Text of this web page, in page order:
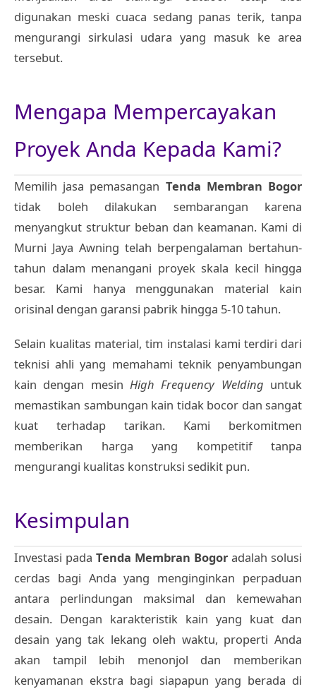
digunakan meski cuaca sedang panas terik, tanpa
mengurangi sirkulasi udara yang masuk ke area
tersebut.
Mengapa Mempercayakan
Proyek Anda Kepada Kami?
Memilih jasa pemasangan Tenda Membran Bogor
tidak boleh dilakukan sembarangan karena
menyangkut struktur beban dan keamanan. Kami di
Murni Jaya Awning telah berpengalaman bertahun-
tahun dalam menangani proyek skala kecil hingga
besar. Kami hanya menggunakan material kain
orisinal dengan garansi pabrik hingga 5-10 tahun.
Selain kualitas material, tim instalasi kami terdiri dari
teknisi ahli yang memahami teknik penyambungan
kain dengan mesin High Frequency Welding untuk
memastikan sambungan kain tidak bocor dan sangat
kuat terhadap tarikan. Kami berkomitmen
memberikan harga yang kompetitif tanpa
mengurangi kualitas konstruksi sedikit pun.
Kesimpulan
Investasi pada Tenda Membran Bogor adalah solusi
cerdas bagi Anda yang menginginkan perpaduan
antara perlindungan maksimal dan kemewahan
desain. Dengan karakteristik kain yang kuat dan
desain yang tak lekang oleh waktu, properti Anda
akan tampil lebih menonjol dan memberikan
kenyamanan ekstra bagi siapapun yang berada di